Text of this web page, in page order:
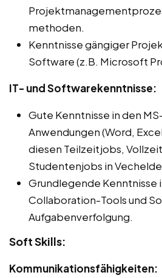
methoden.
Kenntnisse gängiger
Software (z.B. Microsoft
IT- und Softwarekenntnisse:
Gute Kenntnisse in den
Anwendungen (Word,
diesen Teilzeitjobs,
Studentenjobs in
Grundlegende Kenntnisse
Collaboration-Tools und
Aufgabenverfolgung.
Soft Skills:
Kommunikationsfähigkeiten: